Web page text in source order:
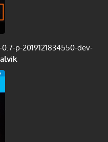
p-2019121834550-dev-